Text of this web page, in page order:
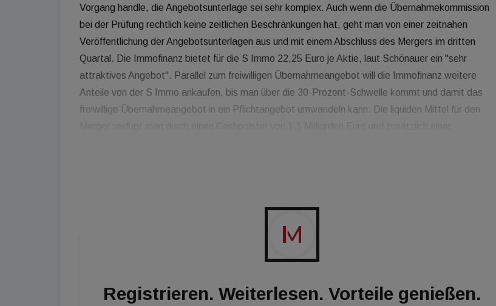
Vorgang handle, die Angebotsunterlage sei sehr komplex. Auch wenn die Übernahmekommission
bei der Prüfung rechtlich keine zeitlichen Beschränkungen hat, geht man von einer zeitnahen
Veröffentlichung der Angebotsunterlagen aus und mit einem Abschluss des Mergers im dritten
Quartal. Die Immofinanz bietet für die S Immo 22,25 Euro je Aktie, laut Schönauer ein "sehr
attraktives Angebot". Parallel zum freiwilligen Übernahmeangebot will die Immofinanz weitere
Anteile von der S Immo ankaufen, bis man über die 30-Prozent-Schwelle kommt und damit das
freiwillige Übernahmeangebot in ein Pflichtangebot umwandeln kann. Die liquiden Mittel für den
worden, nachdem Peciks Geschäftspartner Peter Korbacka noch nicht zugestimmt hatte, war dem
Geschäftsbericht der Aggregate zu entnehmen. Im abgelaufen Geschäftsjahr hatte die Immofinanz
aufgrund von Covid-Abwertungen einen Verlust hinnehmen müssen (immoflash berichtete heute
früh). Allerdings sei der FFO 1 mit 126,1 Millionen Euro stabil, die Mieterlöse habe man auf rund 289
96 Prozent, bei den Stop Shops liege man sogar bei 98,6 Prozent. Nachdem im Vorjahr die
Registrieren. Weiterlesen. Vorteile genießen.